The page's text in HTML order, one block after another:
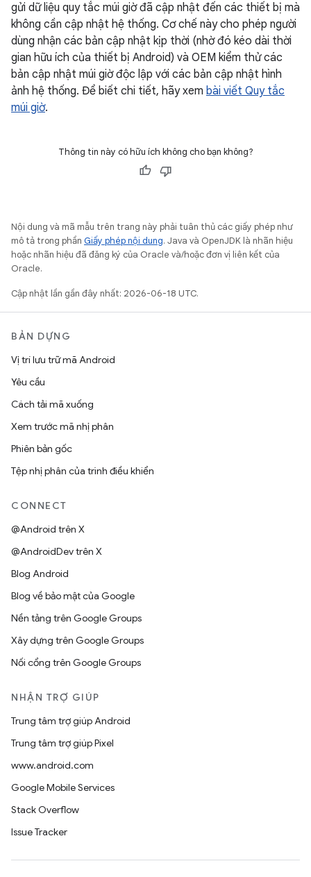
gửi dữ liệu quy tắc múi giờ đã cập nhật đến các thiết bị mà
không cần cập nhật hệ thống. Cơ chế này cho phép người
dùng nhận các bản cập nhật kịp thời (nhờ đó kéo dài thời
gian hữu ích của thiết bị Android) và OEM kiểm thử các
bản cập nhật múi giờ độc lập với các bản cập nhật hình
ảnh hệ thống. Để biết chi tiết, hãy xem bài viết Quy tắc
múi giờ.
Thông tin này có hữu ích không cho bạn không?
Nội dung và mã mẫu trên trang này phải tuân thủ các giấy phép như
mô tả trong phần Giấy phép nội dung. Java và OpenJDK là nhãn hiệu
hoặc nhãn hiệu đã đăng ký của Oracle và/hoặc đơn vị liên kết của
Oracle.
Cập nhật lần gần đây nhất: 2026-06-18 UTC.
BẢN DỰNG
Vị trí lưu trữ mã Android
Yêu cầu
Cách tải mã xuống
Xem trước mã nhị phân
Phiên bản gốc
Tệp nhị phân của trình điều khiển
CONNECT
@Android trên X
@AndroidDev trên X
Blog Android
Blog về bảo mật của Google
Nền tảng trên Google Groups
Xây dựng trên Google Groups
Nối cổng trên Google Groups
NHẬN TRỢ GIÚP
Trung tâm trợ giúp Android
Trung tâm trợ giúp Pixel
www.android.com
Google Mobile Services
Stack Overflow
Issue Tracker